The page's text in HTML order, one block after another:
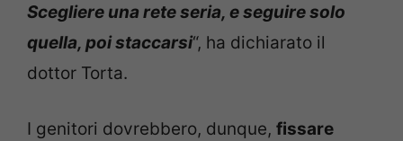
Scegliere una rete seria, e seguire solo
quella, poi staccarsi“, ha dichiarato il
dottor Torta.
I genitori dovrebbero, dunque, fissare